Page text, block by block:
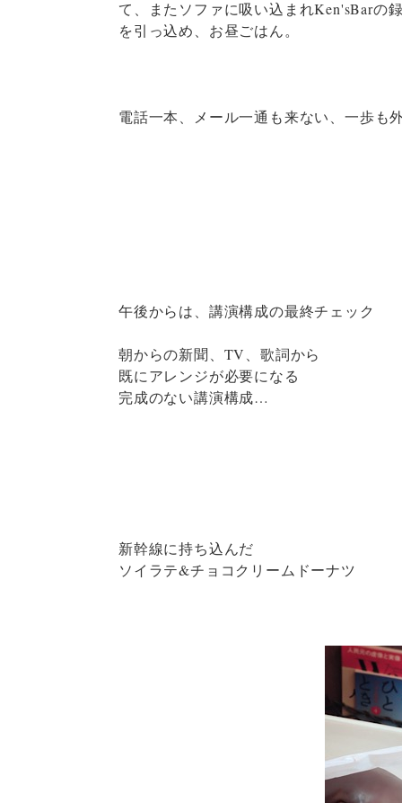
て、またソファに吸い込まれKen'sBarの
を引っ込め、お昼ごはん。
電話一本、メール一通も来ない、一歩も
午後からは、講演構成の最終チェック
朝からの新聞、TV、歌詞から
既にアレンジが必要になる
完成のない講演構成…
新幹線に持ち込んだ
ソイラテ&チョコクリームドーナツ